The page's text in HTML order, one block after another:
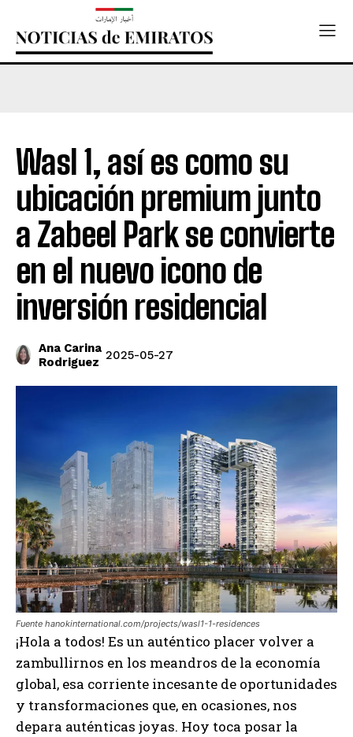
Wasl 1, así es como su
ubicación premium junto
a Zabeel Park se convierte
en el nuevo icono de
inversión residencial
Ana Carina
Rodriguez 2025-05-27
Fuente hanokinternational.com/projects/wasl1-1-residences
¡Hola a todos! Es un auténtico placer volver a
zambullirnos en los meandros de la economía
global, esa corriente incesante de oportunidades
y transformaciones que, en ocasiones, nos
depara auténticas joyas. Hoy toca posar la